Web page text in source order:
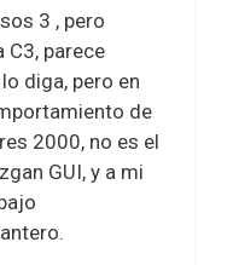
3 , pero
C3, parece
diga, pero en
de
2000, no es el
GUI, y a mi